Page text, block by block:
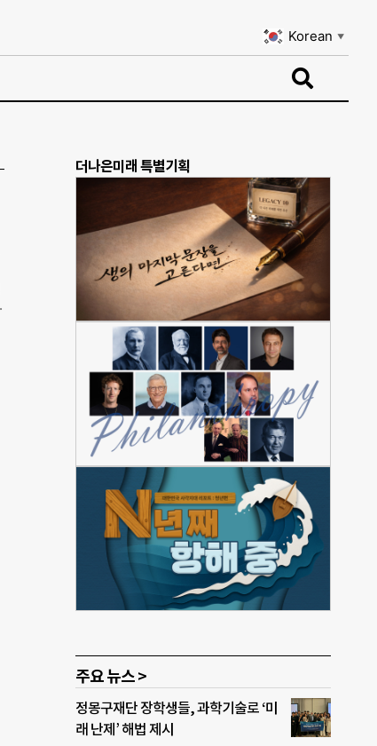
Korean ▼
더나은미래 특별기획
주요 뉴스 >
정몽구재단 장학생들, 과학기술로 ‘미
래 난제’ 해법 제시